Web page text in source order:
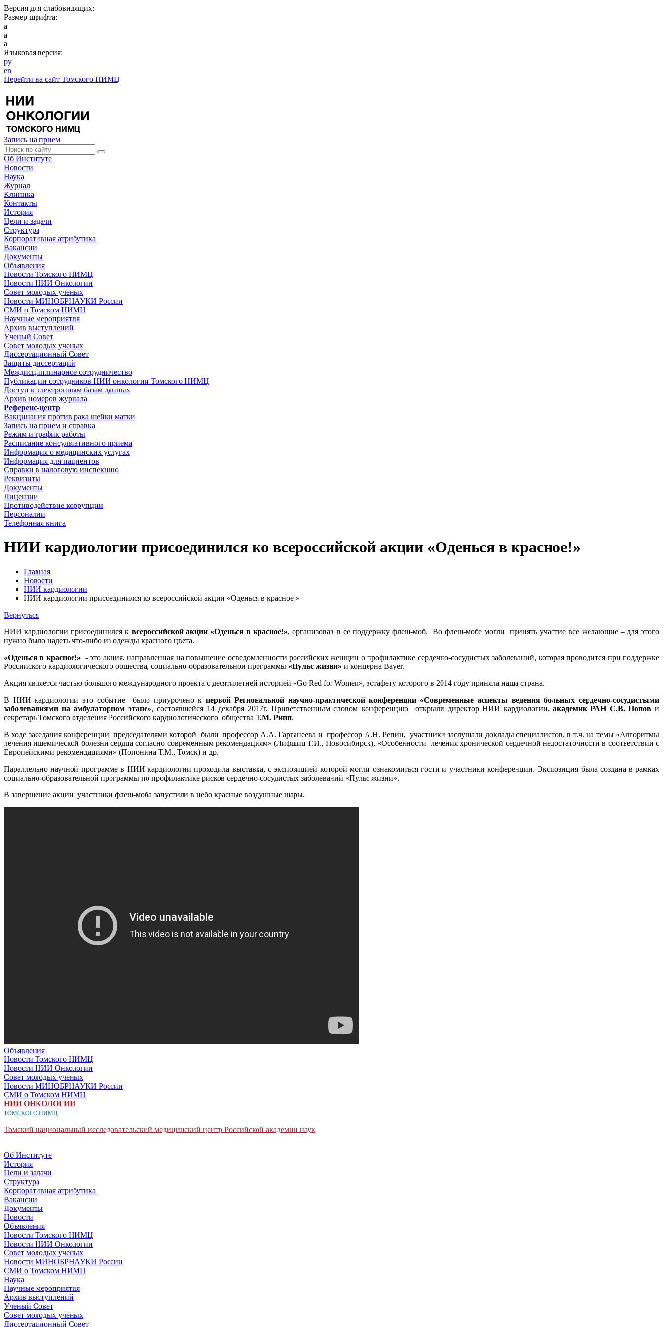
Версия для слабовидящих:
Размер шрифта:
a
a
a
Языковая версия:
ру
en
Перейти на сайт Томского НИМЦ
Запись на прием
Об Институте
Новости
Наука
Журнал
Клиника
Контакты
История
Цели и задачи
Структура
Корпоративная атрибутика
Вакансии
Документы
Объявления
Новости Томского НИМЦ
Новости НИИ Онкологии
Совет молодых ученых
Новости МИНОБРНАУКИ России
СМИ о Томском НИМЦ
Научные мероприятия
Архив выступлений
Ученый Совет
Совет молодых ученых
Диссертационный Совет
Защиты диссертаций
Междисциплинарное сотрудничество
Публикации сотрудников НИИ онкологии Томского НИМЦ
Доступ к электронным базам данных
Архив номеров журнала
Референс-центр
Вакцинация против рака шейки матки
Запись на прием и справка
Режим и график работы
Расписание консультативного приема
Информация о медицинских услугах
Информация для пациентов
Справки в налоговую инспекцию
Реквизиты
Документы
Лицензии
Противодействие коррупции
Персоналии
Телефонная книга
НИИ кардиологии присоединился ко всероссийской акции «Оденься в красное!»
Главная
Новости
НИИ кардиологии
НИИ кардиологии присоединился ко всероссийской акции «Оденься в красное!»
Вернуться
НИИ кардиологии присоединился к всероссийской акции «Оденься в красное!», организовав в ее поддержку флеш-моб. Во флеш-мобе могли принять участие все желающие – для этого
нужно было надеть что-либо из одежды красного цвета.
«Оденься в красное!» - это акция, направленная на повышение осведомленности российских женщин о профилактике сердечно-сосудистых заболеваний, которая проводится при поддержке
Российского кардиологического общества, социально-образовательной программы «Пульс жизни» и концерна Bayer.
Акция является частью большого международного проекта с десятилетней историей «Go Red for Women», эстафету которого в 2014 году приняла наша страна.
В НИИ кардиологии это событие было приурочено к первой Региональной научно-практической конференции «Современные аспекты ведения больных сердечно-сосудистыми
заболеваниями на амбулаторном этапе», состоявшейся 14 декабря 2017г. Приветственным словом конференцию открыли директор НИИ кардиологии, академик РАН С.В. Попови
секретарь Томского отделения Российского кардиологического общества Т.М. Рипп.
В ходе заседания конференции, председателями которой были профессор А.А. Гарганеева и профессор А.Н. Репин, участники заслушали доклады специалистов, в т.ч. на темы «Алгоритмы
лечения ишемической болезни сердца согласно современным рекомендациям» (Лифшиц Г.И., Новосибирск), «Особенности лечения хронической сердечной недостаточности в соответствии с
Европейскими рекомендациями» (Попонина Т.М., Томск) и др.
Параллельно научной программе в НИИ кардиологии проходила выставка, с экспозицией которой могли ознакомиться гости и участники конференции. Экспозиция была создана в рамках
социально-образовательной программы по профилактике рисков сердечно-сосудистых заболеваний «Пульс жизни».
В завершение акции участники флеш-моба запустили в небо красные воздушные шары.
Объявления
Новости Томского НИМЦ
Новости НИИ Онкологии
Совет молодых ученых
Новости МИНОБРНАУКИ России
СМИ о Томском НИМЦ
НИИ ОНКОЛОГИИ
ТОМСКОГО НИМЦ
Томский национальный исследовательский медицинский центр Российской академии наук
Об Институте
История
Цели и задачи
Структура
Корпоративная атрибутика
Вакансии
Документы
Новости
Объявления
Новости Томского НИМЦ
Новости НИИ Онкологии
Совет молодых ученых
Новости МИНОБРНАУКИ России
СМИ о Томском НИМЦ
Наука
Научные мероприятия
Архив выступлений
Ученый Совет
Совет молодых ученых
Диссертационный Совет